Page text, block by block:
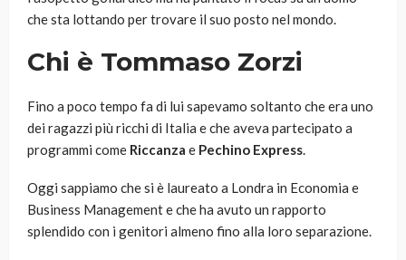
che sta lottando per trovare il suo posto nel mondo.
Chi è Tommaso Zorzi
Fino a poco tempo fa di lui sapevamo soltanto che era uno
dei ragazzi più ricchi di Italia e che aveva partecipato a
programmi come Riccanza e Pechino Express.
Oggi sappiamo che si è laureato a Londra in Economia e
Business Management e che ha avuto un rapporto
splendido con i genitori almeno fino alla loro separazione.